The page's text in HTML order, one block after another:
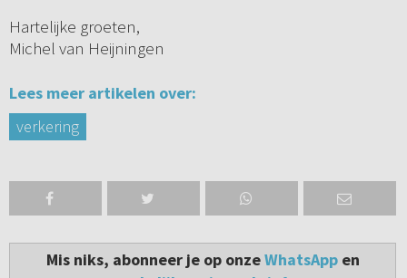
Hartelijke groeten,
Michel van Heijningen
Lees meer artikelen over:
verkering
Mis niks, abonneer je op onzeWhatsAppen